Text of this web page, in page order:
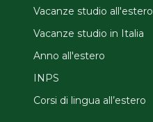
Vacanze studio all'estero
Vacanze studio in Italia
Anno all'estero
INPS
Corsi di lingua all’estero